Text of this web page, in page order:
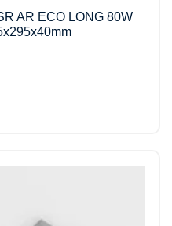
AR ECO LONG 80W